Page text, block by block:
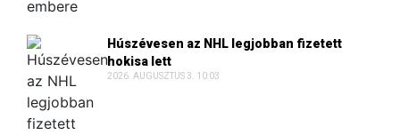
Húszévesen az NHL legjobban fizetett
hokisa lett
2026. AUGUSZTUS 3. 10:03